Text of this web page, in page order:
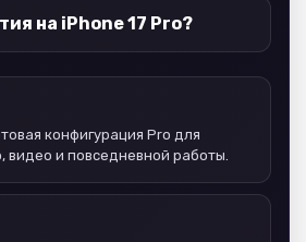
на iPhone 17 Pro?
конфигурация Pro для
и повседневной работы.